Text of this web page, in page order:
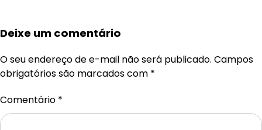
Deixe um comentário
O seu endereço de e-mail não será publicado. Campos
obrigatórios são marcados com *
Comentário *